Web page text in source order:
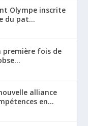
Olympe inscrite
du pat...
première fois de
alliance
en...